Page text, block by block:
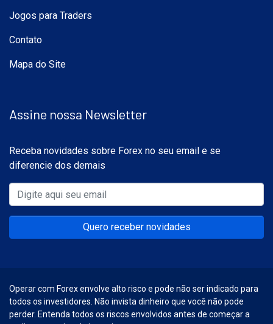
Jogos para Traders
Contato
Mapa do Site
Assine nossa Newsletter
Receba novidades sobre Forex no seu email e se
diferencie dos demais
Quero receber novidades
Operar com Forex envolve alto risco e pode não ser indicado para
todos os investidores. Não invista dinheiro que você não pode
perder. Entenda todos os riscos envolvidos antes de começar a